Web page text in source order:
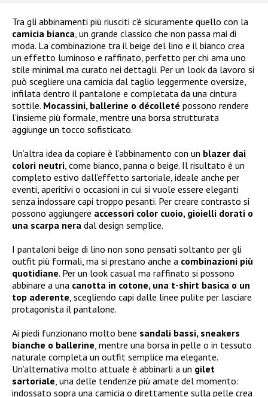
Tra gli abbinamenti più riusciti c’è sicuramente quello con la
camicia bianca, un grande classico che non passa mai di
moda. La combinazione tra il beige del lino e il bianco crea
un effetto luminoso e raffinato, perfetto per chi ama uno
stile minimal ma curato nei dettagli. Per un look da lavoro si
può scegliere una camicia dal taglio leggermente oversize,
infilata dentro il pantalone e completata da una cintura
sottile. Mocassini, ballerine o décolleté possono rendere
l’insieme più formale, mentre una borsa strutturata
aggiunge un tocco sofisticato.
Un’altra idea da copiare è l’abbinamento con un blazer dai
colori neutri, come bianco, panna o beige. Il risultato è un
completo estivo dall’effetto sartoriale, ideale anche per
eventi, aperitivi o occasioni in cui si vuole essere eleganti
senza indossare capi troppo pesanti. Per creare contrasto si
possono aggiungere accessori color cuoio, gioielli dorati o
una scarpa nera dal design semplice.
I pantaloni beige di lino non sono pensati soltanto per gli
outfit più formali, ma si prestano anche a combinazioni più
quotidiane. Per un look casual ma raffinato si possono
abbinare a una canotta in cotone, una t-shirt basica o un
top aderente, scegliendo capi dalle linee pulite per lasciare
protagonista il pantalone.
Ai piedi funzionano molto bene sandali bassi, sneakers
bianche o ballerine, mentre una borsa in pelle o in tessuto
naturale completa un outfit semplice ma elegante.
Un’alternativa molto attuale è abbinarli a un gilet
sartoriale, una delle tendenze più amate del momento:
indossato sopra una camicia o direttamente sulla pelle crea